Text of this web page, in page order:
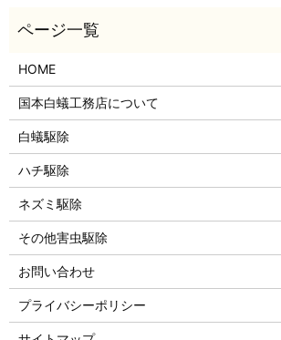
HOME
国本白蟻工務店について
白蟻駆除
ハチ駆除
ネズミ駆除
その他害虫駆除
お問い合わせ
プライバシーポリシー